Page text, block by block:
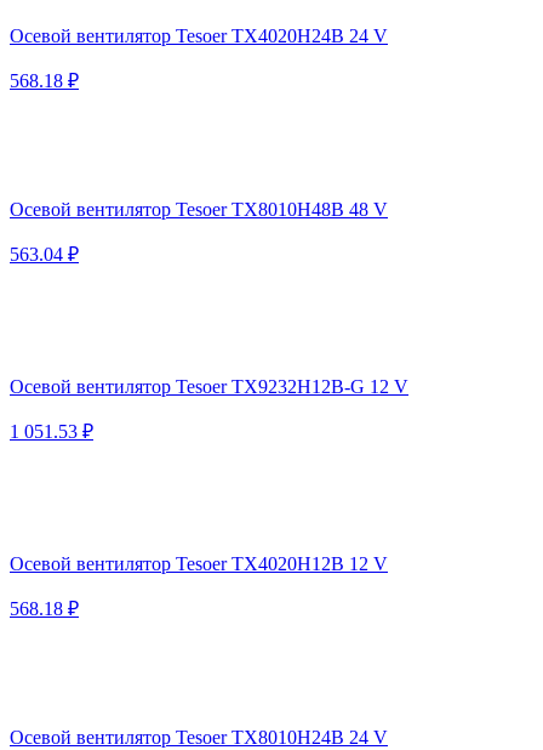
Осевой вентилятор Tesoer TX4020H24B 24 V
568.18 ₽
Осевой вентилятор Tesoer TX8010H48B 48 V
563.04 ₽
Осевой вентилятор Tesoer TX9232H12B-G 12 V
1 051.53 ₽
Осевой вентилятор Tesoer TX4020H12B 12 V
568.18 ₽
Осевой вентилятор Tesoer TX8010H24B 24 V